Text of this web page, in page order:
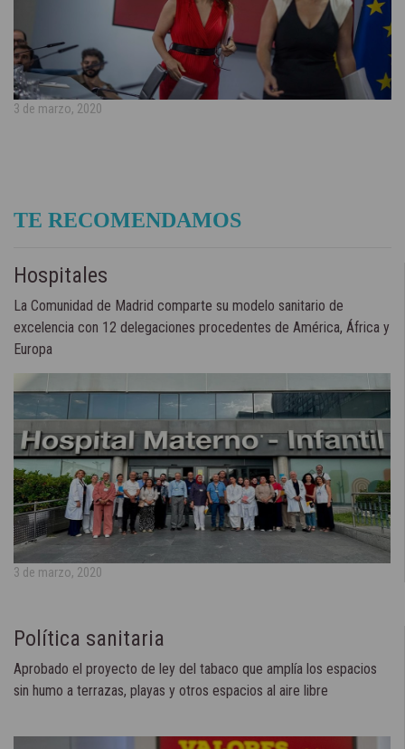
3 de marzo, 2020
TE RECOMENDAMOS
Hospitales
La Comunidad de Madrid comparte su modelo sanitario de
excelencia con 12 delegaciones procedentes de América, África y
Europa
3 de marzo, 2020
Política sanitaria
Aprobado el proyecto de ley del tabaco que amplía los espacios
sin humo a terrazas, playas y otros espacios al aire libre